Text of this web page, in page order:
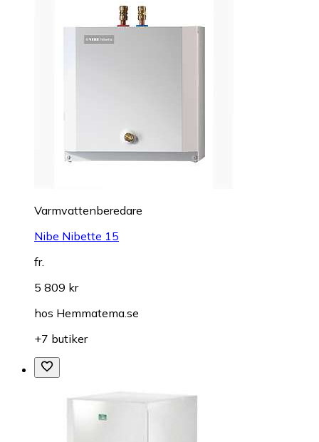
Varmvattenberedare
Nibe Nibette 15
fr.
5 809 kr
hos Hemmatema.se
+7 butiker